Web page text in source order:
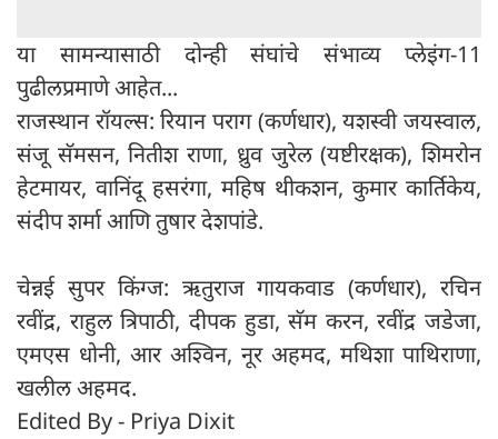
या सामन्यासाठी दोन्ही संघांचे संभाव्य प्लेइंग-11
पुढीलप्रमाणे आहेत...
राजस्थान रॉयल्स: रियान पराग (कर्णधार), यशस्वी जयस्वाल,
संजू सॅमसन, नितीश राणा, ध्रुव जुरेल (यष्टीरक्षक), शिमरोन
हेटमायर, वानिंदू हसरंगा, महिष थीकशन, कुमार कार्तिकेय,
संदीप शर्मा आणि तुषार देशपांडे.
चेन्नई सुपर किंग्ज: ऋतुराज गायकवाड (कर्णधार), रचिन
रवींद्र, राहुल त्रिपाठी, दीपक हुडा, सॅम करन, रवींद्र जडेजा,
एमएस धोनी, आर अश्विन, नूर अहमद, मथिशा पाथिराणा,
खलील अहमद.
Edited By - Priya Dixit